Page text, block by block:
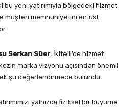
bu yeni yatırımıyla bölgedeki hizmet
müşteri memnuniyetini en üst
Serkan Süer, İkitelli’de hizmet
marka vizyonu açısından önemli
şu değerlendirmede bulundu:
yalnızca fiziksel bir büyüme